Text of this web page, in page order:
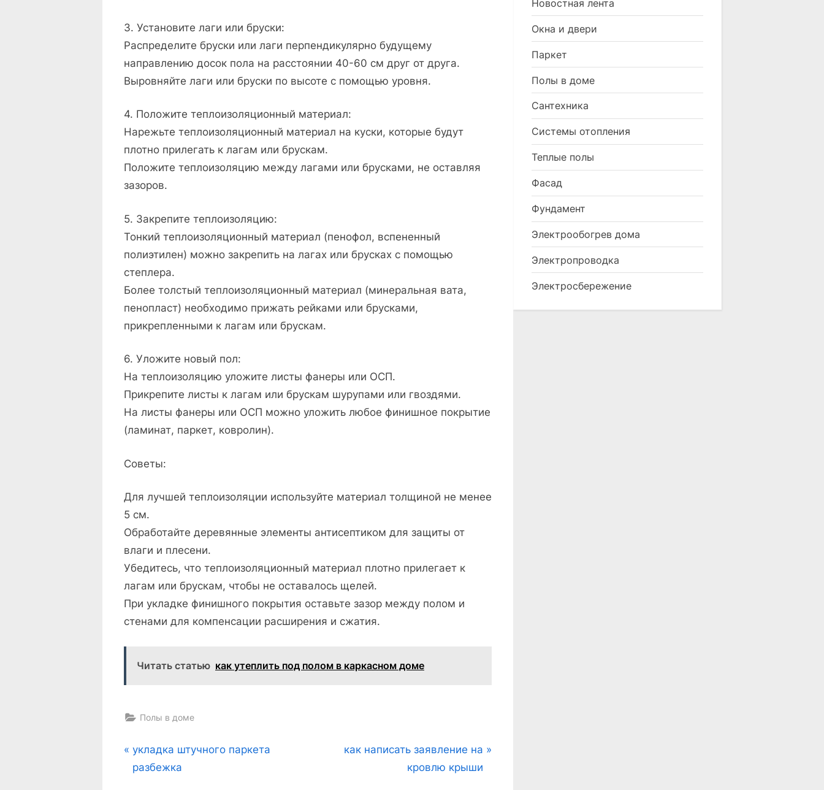
3. Установите лаги или бруски:
Распределите бруски или лаги перпендикулярно будущему
направлению досок пола на расстоянии 40-60 см друг от друга.
Выровняйте лаги или бруски по высоте с помощью уровня.
4. Положите теплоизоляционный материал:
Нарежьте теплоизоляционный материал на куски, которые будут
плотно прилегать к лагам или брускам.
Положите теплоизоляцию между лагами или брусками, не оставляя
зазоров.
5. Закрепите теплоизоляцию:
Тонкий теплоизоляционный материал (пенофол, вспененный
полиэтилен) можно закрепить на лагах или брусках с помощью
степлера.
Более толстый теплоизоляционный материал (минеральная вата,
пенопласт) необходимо прижать рейками или брусками,
прикрепленными к лагам или брускам.
6. Уложите новый пол:
На теплоизоляцию уложите листы фанеры или ОСП.
Прикрепите листы к лагам или брускам шурупами или гвоздями.
На листы фанеры или ОСП можно уложить любое финишное покрытие
(ламинат, паркет, ковролин).
Советы:
Для лучшей теплоизоляции используйте материал толщиной не менее
5 см.
Обработайте деревянные элементы антисептиком для защиты от
влаги и плесени.
Убедитесь, что теплоизоляционный материал плотно прилегает к
лагам или брускам, чтобы не оставалось щелей.
При укладке финишного покрытия оставьте зазор между полом и
стенами для компенсации расширения и сжатия.
Читать статью как утеплить под полом в каркасном доме
Полы в доме
Навигация
P
r
укладка штучного паркета
разбежка
N
как написать заявление на
кровлю крыши
Новостная лента
Окна и двери
Паркет
Полы в доме
Сантехника
Системы отопления
Теплые полы
Фасад
Фундамент
Электрообогрев дома
Электропроводка
Электросбережение